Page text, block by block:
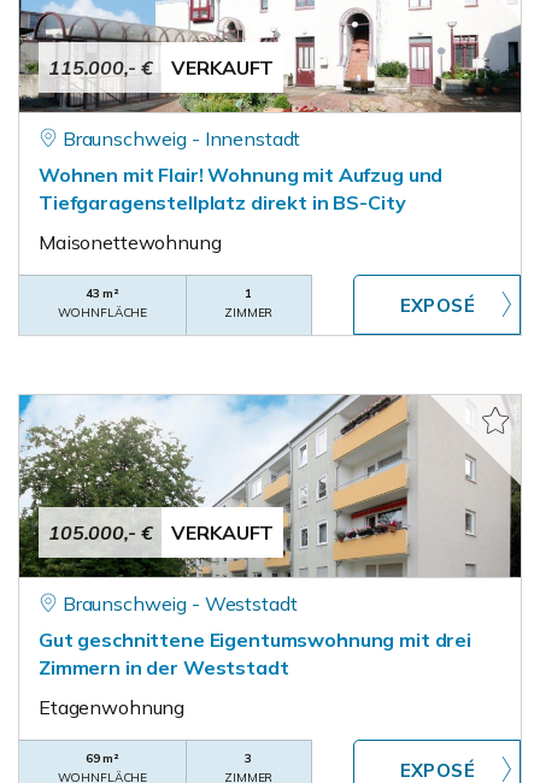
115.000,- € VERKAUFT
Braunschweig - Innenstadt
Wohnen mit Flair! Wohnung mit Aufzug und
Tiefgaragenstellplatz direkt in BS-City
Maisonettewohnung
43 m²
WOHNFLÄCHE
1
ZIMMER
105.000,- € VERKAUFT
Braunschweig - Weststadt
Gut geschnittene Eigentumswohnung mit drei
Zimmern in der Weststadt
Etagenwohnung
69 m²
WOHNFLÄCHE
3
ZIMMER